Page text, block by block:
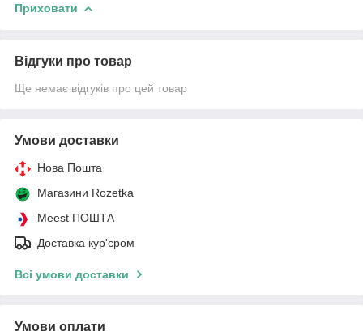
Приховати
Відгуки про товар
Ще немає відгуків про цей товар
Умови доставки
Нова Пошта
Магазини Rozetka
Meest ПОШТА
Доставка кур'єром
Всі умови доставки
Умови оплати